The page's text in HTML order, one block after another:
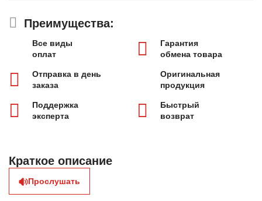
Преимущества:
Все виды
оплат
Гарантия
обмена товара
Отправка в день
заказа
Оригинальная
продукция
Поддержка
эксперта
Быстрый
возврат
Краткое описание
Прослушать